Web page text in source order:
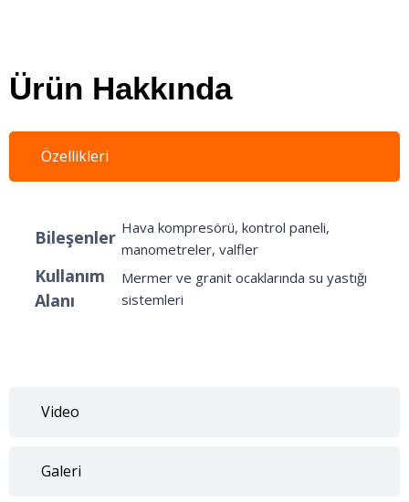
Ürün Hakkında
Özellikleri
Video
Galeri
Bileşenler Hava kompresörü, kontrol paneli,
manometreler, valfler
Kullanım
Alanı
Mermer ve granit ocaklarında su yastığı
sistemleri